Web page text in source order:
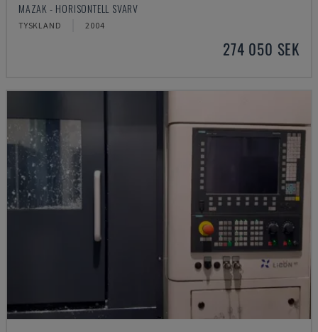
MAZAK - HORISONTELL SVARV
TYSKLAND 2004
274 050 SEK